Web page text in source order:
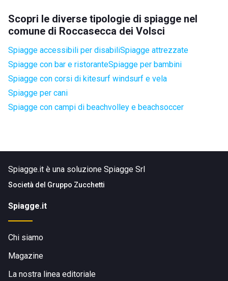
Scopri le diverse tipologie di spiagge nel
comune di Roccasecca dei Volsci
Spiagge accessibili per disabiliSpiagge attrezzate
Spiagge con bar e ristoranteSpiagge per bambini
Spiagge con corsi di kitesurf windsurf e vela
Spiagge per cani
Spiagge con campi di beachvolley e beachsoccer
Spiagge.it è una soluzione Spiagge Srl
Società del Gruppo Zucchetti
Spiagge.it
Chi siamo
Magazine
La nostra linea editoriale